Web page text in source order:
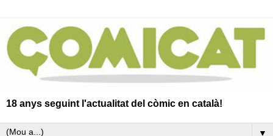
18 anys seguint l'actualitat del còmic en català!
▼